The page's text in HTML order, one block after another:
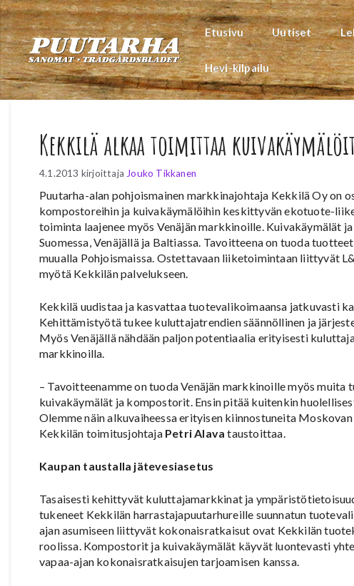
Siirry
sisältöön
Etusivu Uutiset
Hevi-kilpailu
Kekkilä alkaa toimittaa
4.1.2013 kirjoittaja Jouko Tikkanen
Puutarha-alan pohjoismainen markkinajohtaja Kekkilä Oy on
kompostoreihin ja kuivakäymälöihin keskittyvän ekotuote-
toiminta laajenee myös Venäjän markkinoille. Kuivakäymälät
Suomessa, Venäjällä ja Baltiassa. Tavoitteena on tuoda
muualla Pohjoismaissa. Ostettavaan liiketoimintaan liittyvät
myötä Kekkilän palvelukseen.
Kekkilä uudistaa ja kasvattaa tuotevalikoimaansa jatkuvasti
Kehittämistyötä tukee kuluttajatrendien säännöllinen ja
Myös Venäjällä nähdään paljon potentiaalia erityisesti
markkinoilla.
– Tavoitteenamme on tuoda Venäjän markkinoille myös
kuivakäymälät ja kompostorit. Ensin pitää kuitenkin
Olemme näin alkuvaiheessa erityisen kiinnostuneita
Kekkilän toimitusjohtaja Petri Alava taustoittaa.
Kaupan taustalla jätevesiasetus
Tasaisesti kehittyvät kuluttajamarkkinat ja
tukeneet Kekkilän harrastajapuutarhureille suunnatun
ajan asumiseen liittyvät kokonaisratkaisut ovat Kekkilän
roolissa. Kompostorit ja kuivakäymälät käyvät luontevasti
vapaa-ajan kokonaisratkaisujen tarjoamisen kanssa.